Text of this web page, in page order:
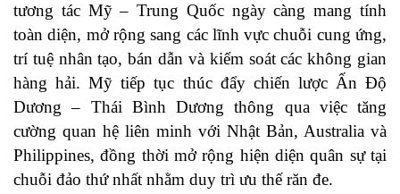
tương tác Mỹ – Trung Quốc ngày càng mang tính
toàn diện, mở rộng sang các lĩnh vực chuỗi cung ứng,
trí tuệ nhân tạo, bán dẫn và kiểm soát các không gian
hàng hải. Mỹ tiếp tục thúc đẩy chiến lược Ấn Độ
Dương – Thái Bình Dương thông qua việc tăng
cường quan hệ liên minh với Nhật Bản, Australia và
Philippines, đồng thời mở rộng hiện diện quân sự tại
chuỗi đảo thứ nhất nhằm duy trì ưu thế răn đe.